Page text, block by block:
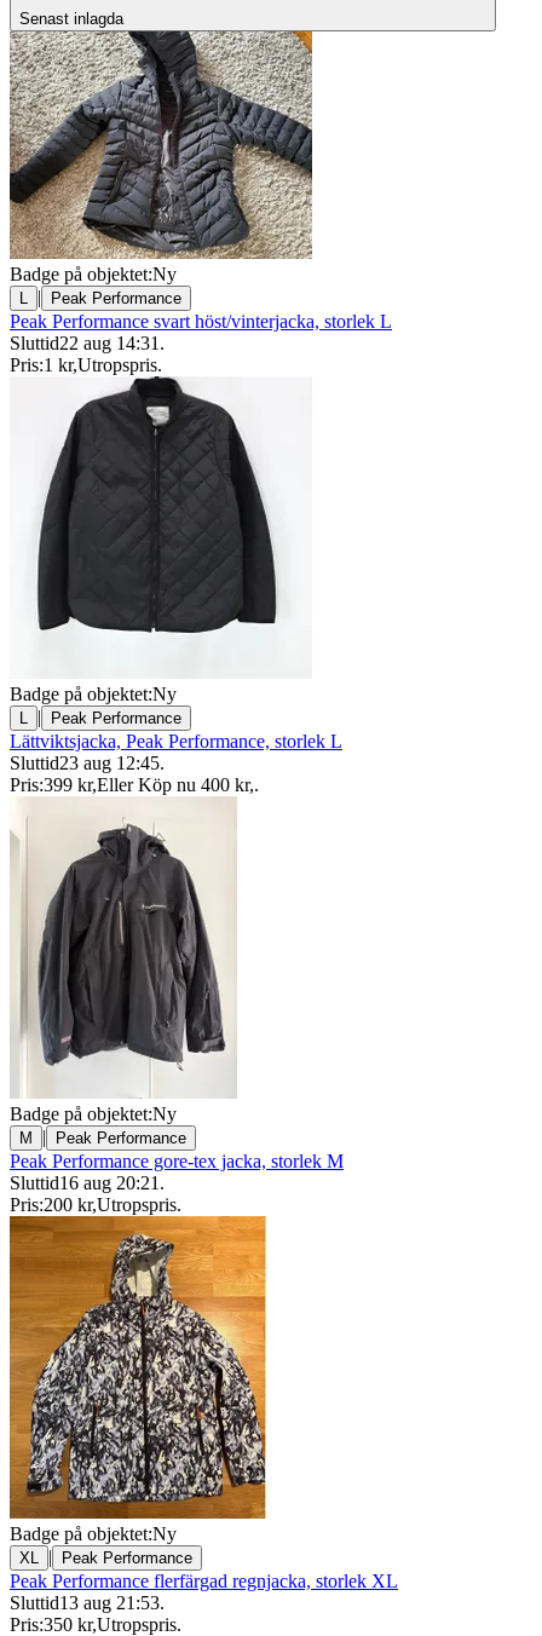
Senast inlagda
Badge på objektet:Ny
L | Peak Performance
Peak Performance svart höst/vinterjacka, storlek L
Sluttid22 aug 14:31 .
Pris:1 kr,Utropspris.
Badge på objektet:Ny
L | Peak Performance
Lättviktsjacka, Peak Performance, storlek L
Sluttid23 aug 12:45.
Pris:399 kr,Eller Köp nu 400 kr,.
Badge på objektet:Ny
M | Peak Performance
Peak Performance gore-tex jacka, storlek M
Sluttid16 aug 20:21 .
Pris:200 kr,Utropspris.
Badge på objektet:Ny
XL | Peak Performance
Peak Performance flerfärgad regnjacka, storlek XL
Sluttid13 aug 21:53.
Pris:350 kr,Utropspris.